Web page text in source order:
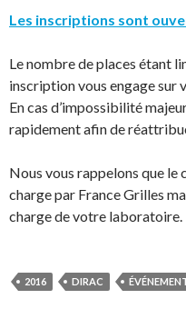
Les inscriptions sont
Le nombre de places étant
inscription vous engage sur
En cas d’impossibilité
rapidement afin de
Nous vous rappelons que
charge par France Grilles
charge de votre laboratoire.
2016 DIRAC